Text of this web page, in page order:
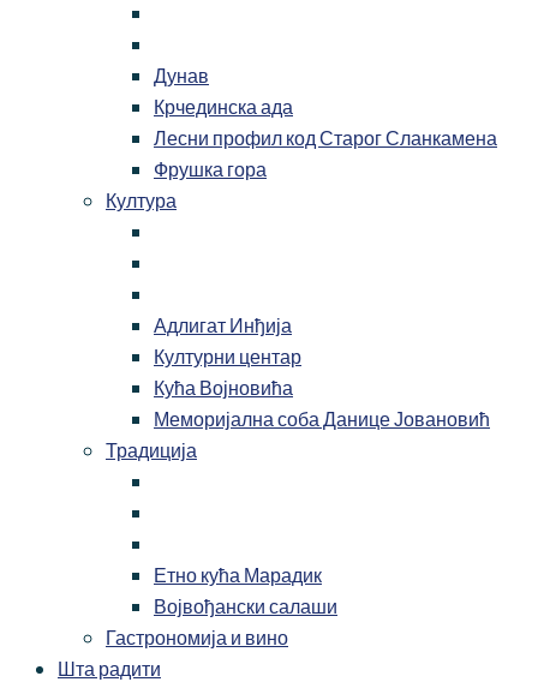
Дунав
Крчединска ада
Лесни профил код Старог Сланкамена
Фрушка гора
Култура
Адлигат Инђија
Културни центар
Кућа Војновића
Меморијална соба Данице Јовановић
Традиција
Етно кућа Марадик
Војвођански салаши
Гастрономија и вино
Шта радити